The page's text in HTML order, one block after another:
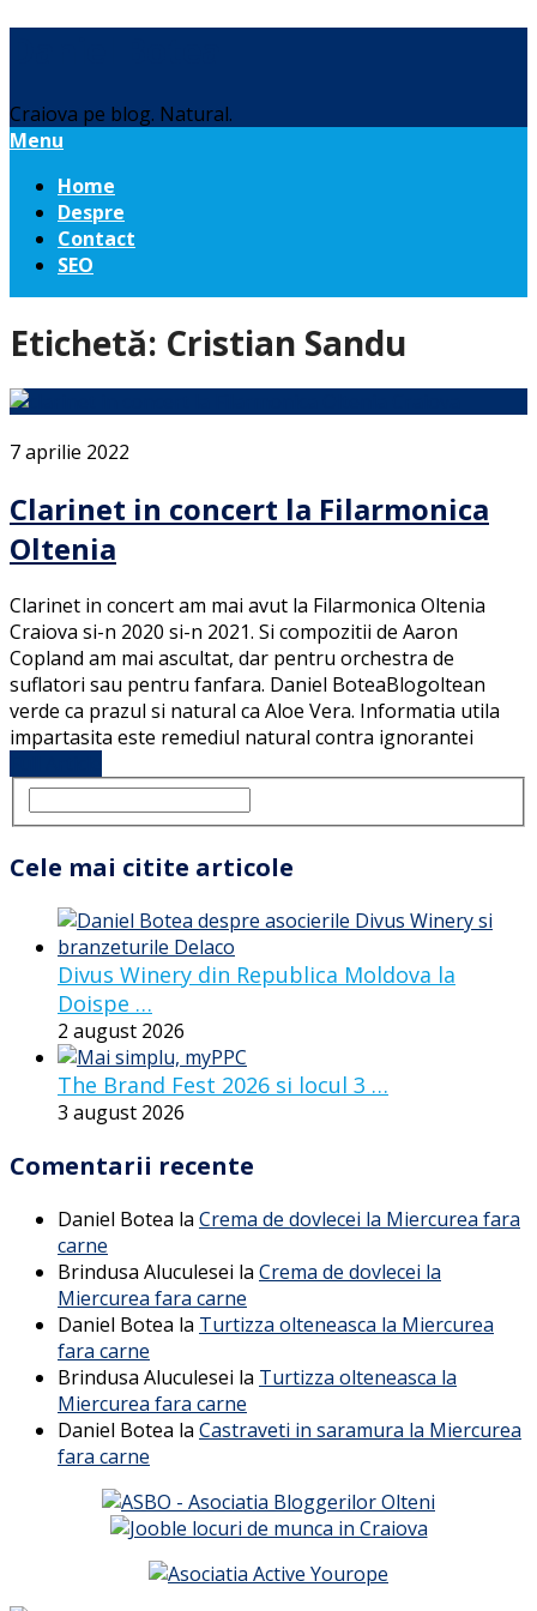
Craiova pe blog. Natural.
Menu
Home
Despre
Contact
SEO
Etichetă: Cristian Sandu
7 aprilie 2022
Clarinet in concert la Filarmonica
Oltenia
Clarinet in concert am mai avut la Filarmonica Oltenia
Craiova si-n 2020 si-n 2021. Si compozitii de Aaron
Copland am mai ascultat, dar pentru orchestra de
suflatori sau pentru fanfara. Daniel BoteaBlogoltean
verde ca prazul si natural ca Aloe Vera. Informatia utila
impartasita este remediul natural contra ignorantei
Cele mai citite articole
Divus Winery din Republica Moldova la
Doispe …
2 august 2026
The Brand Fest 2026 si locul 3 …
3 august 2026
Comentarii recente
Daniel Botea la Crema de dovlecei la Miercurea fara
carne
Brindusa Aluculesei la Crema de dovlecei la
Miercurea fara carne
Daniel Botea la Turtizza olteneasca la Miercurea
fara carne
Brindusa Aluculesei la Turtizza olteneasca la
Miercurea fara carne
Daniel Botea la Castraveti in saramura la Miercurea
fara carne